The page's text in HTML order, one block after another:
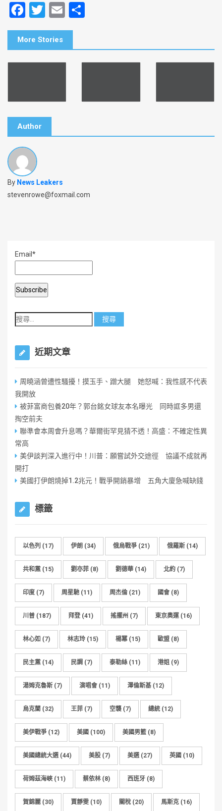
F
a
c
e
o
k
T
wi
tt
er
E
m
l
e
More Stories
Author
By News Leakers
stevenrowe@foxmail.com
Email*
近期文章
周曉涵曾遭性騷擾！摸玉手、蹭大腿 她怒喊：我性感不代表
我開放
被菲富商包養20年？郭台銘女球友本名曝光 同時誆多男還
掏空前夫
聯準會本周會升息嗎？華爾街罕見猜不透！高盛：不確定性異
常高
美伊談判深入進行中！川普：願嘗試外交途徑 協議不成就再
開打
美國打伊朗燒掉1.2兆元！戰爭開銷暴增 五角大廈急喊缺錢
標籤
以色列 (17) 伊朗 (34) 俄烏戰爭 (21) 俄羅斯 (14)
共和黨 (15) 劉亦菲 (8) 劉德華 (14) 北約 (7)
印度 (7) 周星馳 (11) 周杰倫 (21) 國會 (8)
川普 (187) 拜登 (41) 搖擺州 (7) 東京奧運(16)
林心如 (7) 林志玲 (15) 楊冪 (15) 歐盟 (8)
民主黨 (14) 民調 (7) 泰勒絲 (11) 港姐 (9)
湯姆克魯斯 (7) 演唱會 (11) 澤倫斯基 (12)
烏克蘭 (32) 王菲 (7) 空襲 (7) 總統 (12)
美伊戰爭 (12) 美國 (100) 美國男籃 (8)
美國總統大選(44) 美股 (7) 美選(27) 英國 (10)
荷姆茲海峽 (11) 蔡依林 (8) 西班牙 (8)
賀錦麗 (30) 賈靜雯 (10) 關稅 (20) 馬斯克 (16)